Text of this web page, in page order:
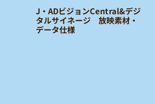
J・ADビジョンCentral&デジ
タルサイネージ 放映素材・
データ仕様